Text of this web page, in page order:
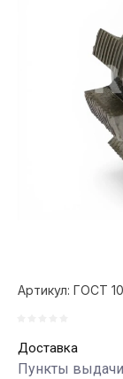
Артикул: ГОСТ
Доставка
Пункты